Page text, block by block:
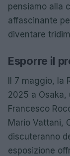
pensiamo alla
affascinante
diventare
Esporre il
Il 7 maggio, la
2025 a Osaka,
Francesco
Mario Vattani,
discuteranno
esposizione